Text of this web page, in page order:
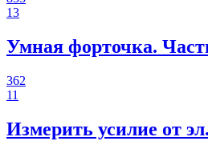
13
Умная форточка.
362
11
Измерить усилие от